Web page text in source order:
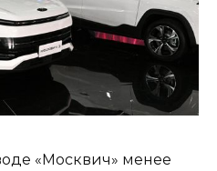
«Москвич» менее